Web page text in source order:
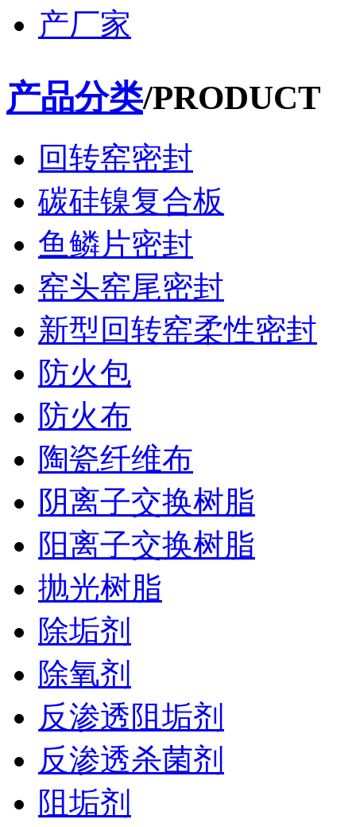
产品分类/PRODUCT
回转窑密封
碳硅镍复合板
鱼鳞片密封
窑头窑尾密封
新型回转窑柔性密封
防火包
防火布
陶瓷纤维布
阴离子交换树脂
阳离子交换树脂
抛光树脂
除垢剂
除氧剂
反渗透阻垢剂
反渗透杀菌剂
阻垢剂